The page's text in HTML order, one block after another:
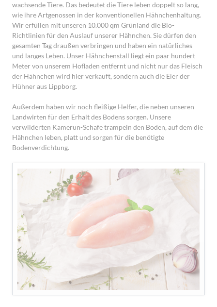
wachsende Tiere. Das bedeutet die Tiere leben doppelt so lang,
wie ihre Artgenossen in der konventionellen Hähnchenhaltung.
Wir erfüllen mit unseren 10.000 qm Grünland die Bio-
Richtlinien für den Auslauf unserer Hähnchen. Sie dürfen den
gesamten Tag draußen verbringen und haben ein natürliches
und langes Leben. Unser Hähnchenstall liegt ein paar hundert
Meter von unserem Hofladen entfernt und nicht nur das Fleisch
der Hähnchen wird hier verkauft, sondern auch die Eier der
Hühner aus Lippborg.
Außerdem haben wir noch fleißige Helfer, die neben unseren
Landwirten für den Erhalt des Bodens sorgen. Unsere
verwilderten Kamerun-Schafe trampeln den Boden, auf dem die
Hähnchen leben, platt und sorgen für die benötigte
Bodenverdichtung.